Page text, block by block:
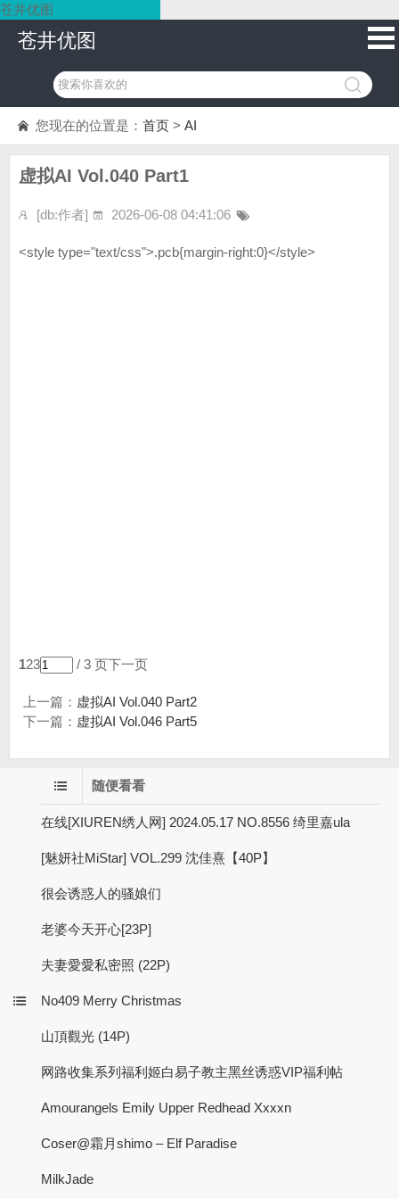
苍井优图
苍井优图
您现在的位置是： 首页 > AI
虚拟AI Vol.040 Part1
[db:作者] 2026-06-08 04:41:06
<style type="text/css">.pcb{margin-right:0}</style>
123 / 3 页下一页
上一篇： 虚拟AI Vol.040 Part2
下一篇： 虚拟AI Vol.046 Part5
随便看看
在线[XIUREN绣人网] 2024.05.17 NO.8556 绮里嘉ula
[魅妍社MiStar] VOL.299 沈佳熹【40P】
很会诱惑人的骚娘们
老婆今天开心[23P]
夫妻愛愛私密照 (22P)
No409 Merry Christmas
山頂觀光 (14P)
网路收集系列福利姬白易子教主黑丝诱惑VIP福利帖
Amourangels Emily Upper Redhead Xxxxn
Coser@霜月shimo – Elf Paradise
MilkJade